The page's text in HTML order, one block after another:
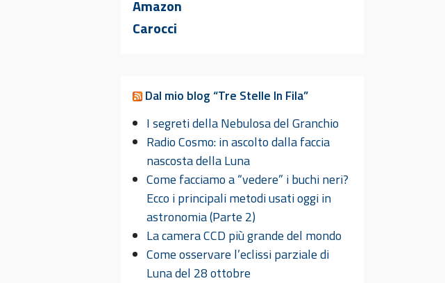
Amazon
Carocci
Dal mio blog “Tre Stelle In Fila”
I segreti della Nebulosa del Granchio
Radio Cosmo: in ascolto dalla faccia
nascosta della Luna
Come facciamo a “vedere” i buchi neri?
Ecco i principali metodi usati oggi in
astronomia (Parte 2)
La camera CCD più grande del mondo
Come osservare l’eclissi parziale di
Luna del 28 ottobre